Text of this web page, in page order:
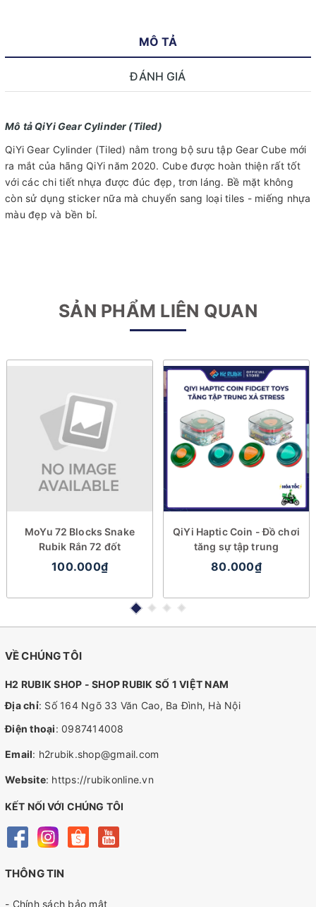
MÔ TẢ
ĐÁNH GIÁ
Mô tả QiYi Gear Cylinder (Tiled)
QiYi Gear Cylinder (Tiled) nằm trong bộ sưu tập Gear Cube mới
ra mắt của hãng QiYi năm 2020. Cube được hoàn thiện rất tốt
với các chi tiết nhựa được đúc đẹp, trơn láng. Bề mặt không
còn sử dụng sticker nữa mà chuyển sang loại tiles - miếng nhựa
màu đẹp và bền bỉ.
SẢN PHẨM LIÊN QUAN
MoYu 72 Blocks Snake
Rubik Rắn 72 đốt
100.000₫
QiYi Haptic Coin - Đồ chơi
tăng sự tập trung
80.000₫
VỀ CHÚNG TÔI
H2 RUBIK SHOP - SHOP RUBIK SỐ 1 VIỆT NAM
Địa chỉ: Số 164 Ngõ 33 Văn Cao, Ba Đình, Hà Nội
Điện thoại: 0987414008
Email: h2rubik.shop@gmail.com
Website: https://rubikonline.vn
KẾT NỐI VỚI CHÚNG TÔI
THÔNG TIN
- Chính sách bảo mật